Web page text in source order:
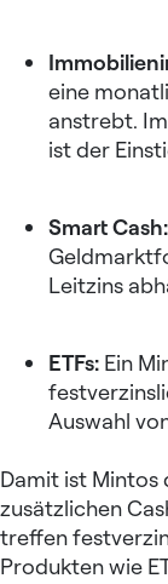
eine
anstrebt.
ist der
Smart Cash:
Leitzins
ETFs: Ein
Auswahl
Damit ist Mintos
zusätzlichen
treffen
Produkten wie